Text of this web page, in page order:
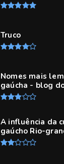
Truco
Nomes mais
gaúcha - blog
A influência da
gaúcho Rio-